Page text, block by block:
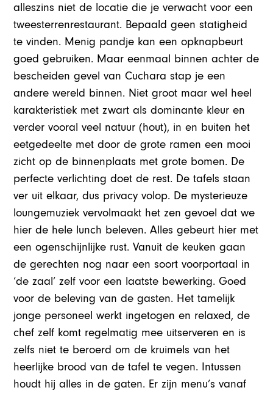
alleszins niet de locatie die je verwacht voor een
tweesterrenrestaurant. Bepaald geen statigheid
te vinden. Menig pandje kan een opknapbeurt
goed gebruiken. Maar eenmaal binnen achter de
bescheiden gevel van Cuchara stap je een
andere wereld binnen. Niet groot maar wel heel
karakteristiek met zwart als dominante kleur en
verder vooral veel natuur (hout), in en buiten het
eetgedeelte met door de grote ramen een mooi
zicht op de binnenplaats met grote bomen. De
perfecte verlichting doet de rest. De tafels staan
ver uit elkaar, dus privacy volop. De mysterieuze
loungemuziek vervolmaakt het zen gevoel dat we
hier de hele lunch beleven. Alles gebeurt hier met
een ogenschijnlijke rust. Vanuit de keuken gaan
de gerechten nog naar een soort voorportaal in
‘de zaal’ zelf voor een laatste bewerking. Goed
voor de beleving van de gasten. Het tamelijk
jonge personeel werkt ingetogen en relaxed, de
chef zelf komt regelmatig mee uitserveren en is
zelfs niet te beroerd om de kruimels van het
heerlijke brood van de tafel te vegen. Intussen
houdt hij alles in de gaten. Er zijn menu’s vanaf